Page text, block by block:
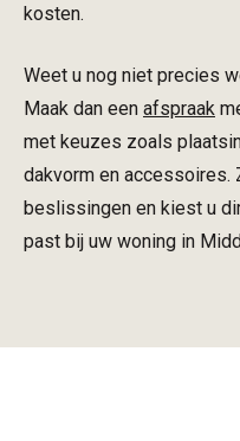
kosten.
Weet u nog niet precies
Maak dan een afspraak
met keuzes zoals
dakvorm en accessoires.
beslissingen en kiest u
past bij uw woning in